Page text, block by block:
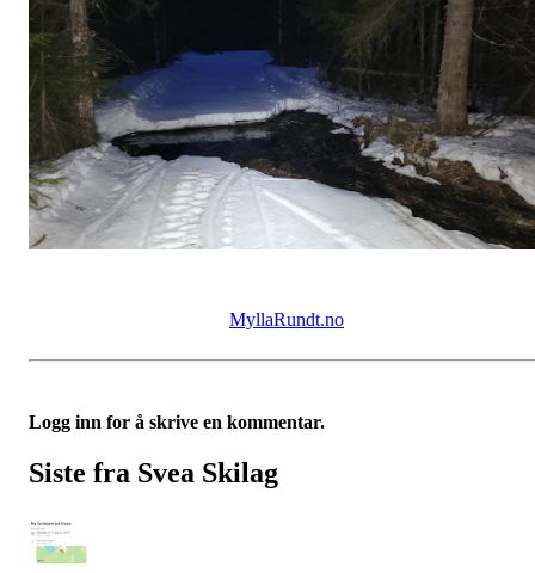
MyllaRundt.no
Logg inn for å skrive en kommentar.
Siste fra Svea Skilag